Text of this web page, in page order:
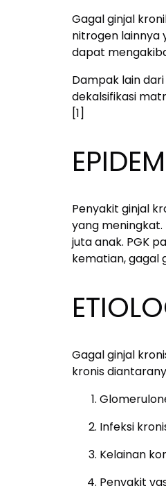
Gagal ginjal
nitrogen lainnya
dapat
Dampak lain
dekalsifikasi
[1]
Penyakit ginjal
yang meningkat.
juta anak. PGK
kematian, gagal
Gagal ginjal
kronis
Infeksi
Kelainan
Penyakit